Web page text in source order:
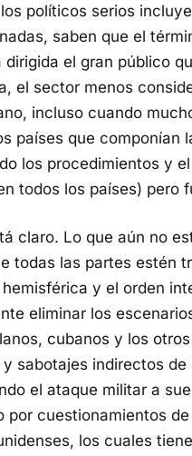
políticos serios
saben que el
dirigida el gran público
el sector menos
incluso cuando
países que componían
los procedimientos y
todos los países) pero
claro. Lo que aún no
todas las partes estén
y el orden
eliminar los
cubanos y los
sabotajes indirectos
el ataque militar a
por cuestionamientos
los cuales